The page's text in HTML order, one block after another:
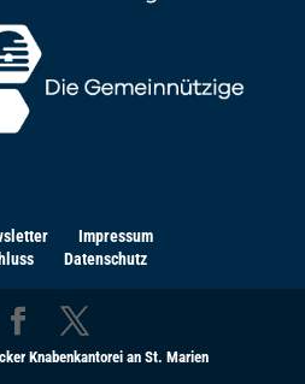
Impressum
Datenschutz
Knabenkantorei an St. Marien